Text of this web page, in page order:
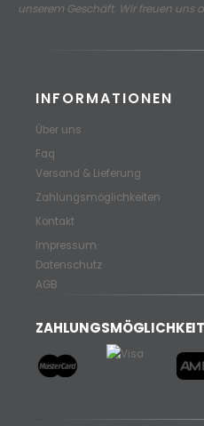
unserem Geschäft. Wir freuen uns
INFORMATIONEN
Über uns
Faq
Versand & Lieferung
Zahlungsmöglichkeiten
Kontakt
Impressum
Datenschutz
AGB